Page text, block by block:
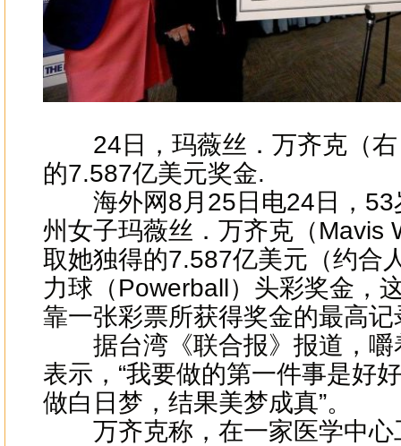
24日，玛薇丝．万齐克（右
的7.587亿美元奖金.
海外网8月25日电24日，53
州女子玛薇丝．万齐克（Mavis
取她独得的7.587亿美元（约合
力球（Powerball）头彩奖金，
靠一张彩票所获得奖金的最高记
据台湾《联合报》报道，嚼
表示，“我要做的第一件事是好
做白日梦，结果美梦成真”。
万齐克称，在一家医学中心